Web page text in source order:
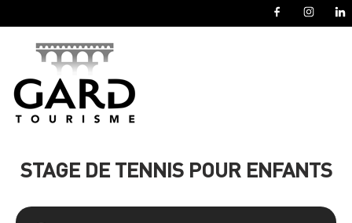
STAGE DE TENNIS POUR ENFANTS